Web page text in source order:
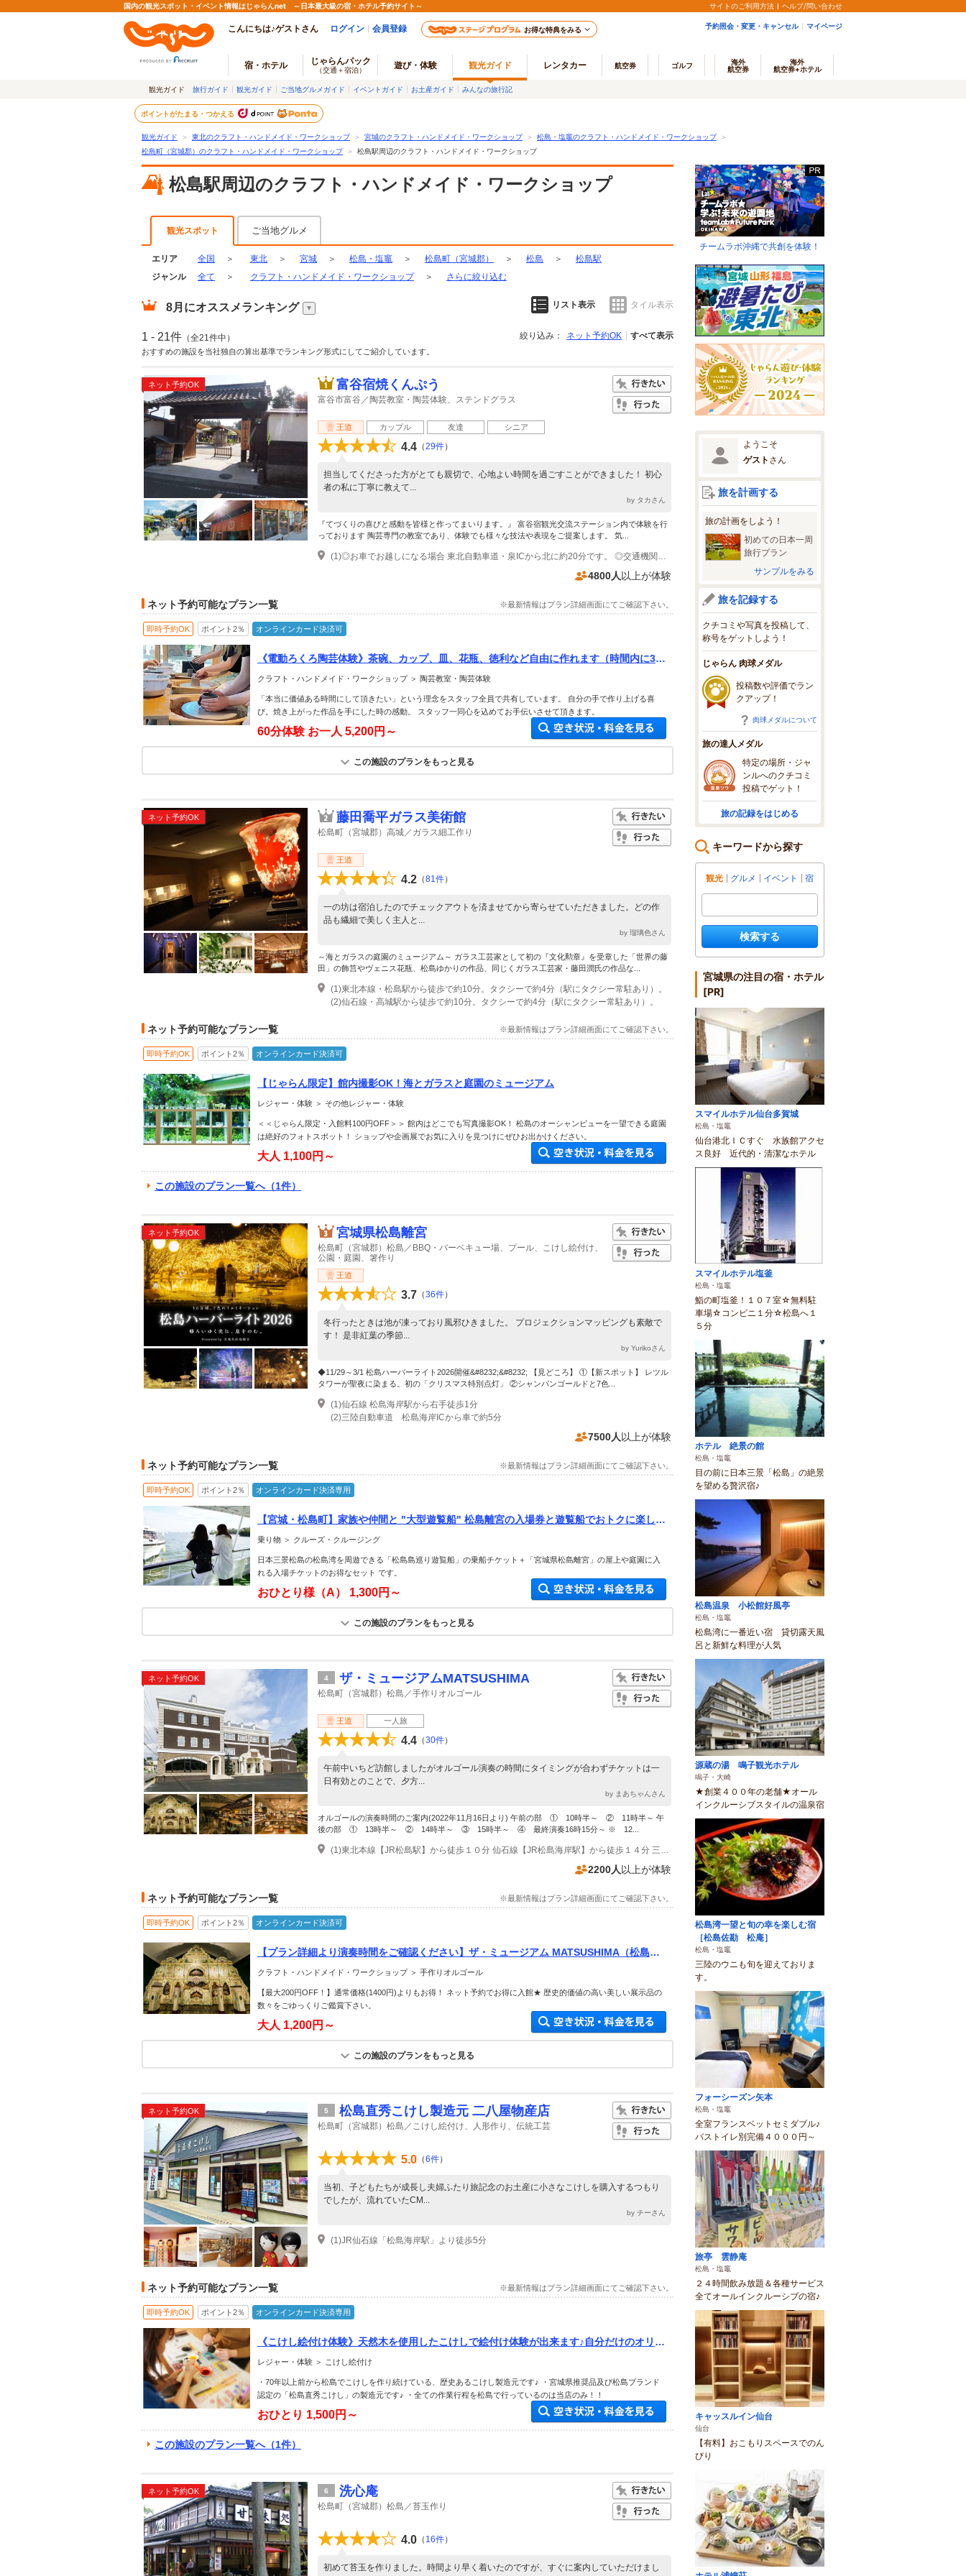
国内の観光スポット・イベント情報はじゃらんnet ～日本最大級の宿・ホテル予約サイト～ サイトのご利用方法 ヘルプ/問い合わせ
こんにちは♪ゲストさん ログイン 会員登録 お得な特典をみる 予約照会・変更・キャンセル マイページ
宿・ホテル じゃらんパック
（交通＋宿泊） 遊び・体験 観光ガイド レンタカー 航空券 ゴルフ
海外
航空券
海外
航空券+ホテル
観光ガイド 旅行ガイド 観光ガイド ご当地グルメガイド イベントガイド お土産ガイド みんなの旅行記
ポイントがたまる・つかえる
観光ガイド ＞ 東北のクラフト・ハンドメイド・ワークショップ ＞ 宮城のクラフト・ハンドメイド・ワークショップ ＞ 松島・塩竈のクラフト・ハンドメイド・ワークショップ
＞
松島町（宮城郡）のクラフト・ハンドメイド・ワークショップ
＞ 松島駅周辺のクラフト・ハンドメイド・ワークショップ
松島駅周辺のクラフト・ハンドメイド・ワークショップ
観光スポット ご当地グルメ
エリア 全国 ＞ 東北 ＞ 宮城 ＞ 松島・塩竈 ＞ 松島町（宮城郡） ＞ 松島 ＞
松島駅
ジャンル
全て ＞ クラフト・ハンドメイド・ワークショップ ＞ さらに絞り込む
8月 にオススメランキング リスト表示 タイル表示
1 - 21件 （全21件中） 絞り込み： ネット予約OK すべて表示
おすすめの施設を当社独自の算出基準でランキング形式にしてご紹介しています。
ネット予約OK 富谷宿焼くんぷう
富谷市富谷／陶芸教室・陶芸体験、ステンドグラス
王道 カップル 友達 シニア
4.4 （29件）
担当してくださった方がとても親切で、心地よい時間を過ごすことができました！ 初心
者の私に丁寧に教えて...
by タカさん
『てづくりの喜びと感動を皆様と作ってまいります。』 富谷宿観光交流ステーション内で体験を行
っております 陶芸専門の教室であり、体験でも様々な技法や表現をご提案します。 気...
(1)◎お車でお越しになる場合 東北自動車道・泉ICから北に約20分です。 ◎交通機関でお越しの方は、バスをご利用下さい。 （仙台駅前からお越しになる方法） 仙台駅西口２階のペデストリアンデッキ(高架歩道)を南側(エスパル方面)に向かい、地上のバスターミナルに降り「６番のりば」にお向かい下さい。 赤いカラーの宮城交通バス「富谷営業所行き」にご乗車下さい。 降車する停留所は「富谷」となります。 停留所の向かい方面「内ヶ崎酒造店(鳳陽)」脇の路地を徒歩でお進み下さい。 バス所要時間は約60分前後と、結構かかります。 （地下鉄泉中央駅からお越しになる方法） 仙台市営地下鉄南北線の終着駅の泉中央駅の「東１」出口よりバスプールに向かって下さい。 「４番のりば」から、赤いカラーの宮城交通「富谷営業所行」にご乗車下さい。 降車する停留所は「富谷」となります。 停留所の向かい方面「内ヶ崎酒造店(鳳陽)」脇の路地を徒歩でお進み下さい。 時刻表では、所要時間は30分前後となっております。
4800人 以上が体験
ネット予約可能なプラン一覧 ※最新情報はプラン詳細画面にてご確認下さい。
即時予約OK ポイント2％ オンラインカード決済可
《電動ろくろ陶芸体験》茶碗、カップ、皿、花瓶、徳利など自由に作れます（時間内に3～
◎
クラフト・ハンドメイド・ワークショップ ＞ 陶芸教室・陶芸体験
「本当に価値ある時間にして頂きたい」という理念をスタッフ全員で共有しています。 自分の手で作り上げる喜
び。焼き上がった作品を手にした時の感動。 スタッフ一同心を込めてお手伝いさせて頂きます。
60分体験 お一人 5,200円～
空き状況・料金を見る
この施設のプランをもっと見る
ネット予約OK 藤田喬平ガラス美術館
松島町（宮城郡）高城／ガラス細工作り
王道
4.2 （81件）
一の坊は宿泊したのでチェックアウトを済ませてから寄らせていただきました。どの作
品も繊細で美しく主人と...
by 瑠璃色さん
～海とガラスの庭園のミュージアム～ ガラス工芸家として初の『文化勲章』を受章した「世界の藤
田」の飾筥やヴェニス花瓶、松島ゆかりの作品、同じくガラス工芸家・藤田潤氏の作品な...
(1)東北本線・松島駅から徒歩で約10分。タクシーで約4分（駅にタクシー常駐あり）。
(2)仙石線・高城駅から徒歩で約10分。タクシーで約4分（駅にタクシー常駐あり）。
ネット予約可能なプラン一覧 ※最新情報はプラン詳細画面にてご確認下さい。
即時予約OK ポイント2％ オンラインカード決済可
【じゃらん限定】館内撮影OK！海とガラスと庭園のミュージアム
レジャー・体験 ＞ その他レジャー・体験
＜＜じゃらん限定・入館料100円OFF＞＞ 館内はどこでも写真撮影OK！ 松島のオーシャンビューを一望できる庭園
は絶好のフォトスポット！ ショップや企画展でお気に入りを見つけにぜひお出かけください。
大人 1,100円～
空き状況・料金を見る
この施設のプラン一覧へ（1件）
ネット予約OK 宮城県松島離宮
松島町（宮城郡）松島／BBQ・バーベキュー場、プール、こけし絵付け、
公園・庭園、箸作り
王道
3.7 （36件）
冬行ったときは池が凍っており風邪ひきました。 プロジェクションマッピングも素敵で
す！ 是非紅葉の季節...
by Yurikoさん
◆11/29～3/1 松島ハーバーライト2026開催&#8232;&#8232; 【見どころ】 ①【新スポット】 レツル
タワーが聖夜に染まる。初の「クリスマス特別点灯」 ②シャンパンゴールドと7色...
(1)仙石線 松島海岸駅から右手徒歩1分
(2)三陸自動車道 松島海岸ICから車で約5分
7500人 以上が体験
ネット予約可能なプラン一覧 ※最新情報はプラン詳細画面にてご確認下さい。
即時予約OK ポイント2％ オンラインカード決済専用
【宮城・松島町】家族や仲間と "大型遊覧船" 松島離宮の入場券と遊覧船でおトクに楽しも
乗り物 ＞ クルーズ・クルージング
日本三景松島の松島湾を周遊できる「松島島巡り遊覧船」の乗船チケット＋「宮城県松島離宮」の屋上や庭園に入
れる入場チケットのお得なセット です。
おひとり様（A） 1,300円～
空き状況・料金を見る
この施設のプランをもっと見る
ネット予約OK 4 ザ・ミュージアムMATSUSHIMA
松島町（宮城郡）松島／手作りオルゴール
王道 一人旅
4.4 （30件）
午前中いちど訪館しましたがオルゴール演奏の時間にタイミングが合わずチケットは一
日有効とのことで、夕方...
by まあちゃんさん
オルゴールの演奏時間のご案内(2022年11月16日より) 午前の部 ① 10時半～ ② 11時半～ 午
後の部 ① 13時半～ ② 14時半～ ③ 15時半～ ④ 最終演奏16時15分～ ※ 12...
(1)東北本線【JR松島駅】から徒歩１０分 仙石線【JR松島海岸駅】から徒歩１４分 三陸道【松島海岸I.C】より車で８分
2200人 以上が体験
ネット予約可能なプラン一覧 ※最新情報はプラン詳細画面にてご確認下さい。
即時予約OK ポイント2％ オンラインカード決済可
【プラン詳細より演奏時間をご確認ください】ザ・ミュージアム MATSUSHIMA（松島）
クラフト・ハンドメイド・ワークショップ ＞ 手作りオルゴール
【最大200円OFF！】通常価格(1400円)よりもお得！ ネット予約でお得に入館★ 歴史的価値の高い美しい展示品の
数々をごゆっくりご鑑賞下さい。
大人 1,200円～
空き状況・料金を見る
この施設のプランをもっと見る
ネット予約OK 5 松島直秀こけし製造元 二八屋物産店
松島町（宮城郡）松島／こけし絵付け、人形作り、伝統工芸
5.0 （6件）
当初、子どもたちが成長し夫婦ふたり旅記念のお土産に小さなこけしを購入するつもり
でしたが、流れていたCM...
by チーさん
(1)JR仙石線「松島海岸駅」より徒歩5分
ネット予約可能なプラン一覧 ※最新情報はプラン詳細画面にてご確認下さい。
即時予約OK ポイント2％ オンラインカード決済専用
《こけし絵付け体験》天然木を使用したこけしで絵付け体験が出来ます♪自分だけのオリジ
レジャー・体験 ＞ こけし絵付け
・70年以上前から松島でこけしを作り続けている、歴史あるこけし製造元です♪ ・宮城県推奨品及び松島ブランド
認定の「松島直秀こけし」の製造元です♪ ・全ての作業行程を松島で行っているのは当店のみ！！
おひとり 1,500円～
空き状況・料金を見る
この施設のプラン一覧へ（1件）
ネット予約OK 6 洗心庵
松島町（宮城郡）松島／苔玉作り
4.0 （ 16件）
初めて苔玉を作りました。時間より早く着いたのですが、すぐに案内していただけまし
チームラボ沖縄で共創を体験！
ようこそ
ゲスト さん
旅を計画する
旅の計画をしよう！
初めての日本一周
旅行プラン
サンプルをみる
旅を記録する
クチコミや写真を投稿して、
称号をゲットしよう！
じゃらん 肉球メダル
投稿数や評価でラン
クアップ！
肉球メダルについて
旅の達人メダル
特定の場所・ジャ
ンルへのクチコミ
投稿でゲット！
旅の記録をはじめる
キーワードから探す
観光 グルメ イベント 宿
検索する
宮城県の注目の宿・ホテル
[PR]
スマイルホテル仙台多賀城
松島・塩竈
仙台港北ＩＣすぐ 水族館アクセ
ス良好 近代的・清潔なホテル
スマイルホテル塩釜
松島・塩竈
鮨の町塩釜！１０７室☆無料駐
車場☆コンビニ１分☆松島へ１
５分
ホテル 絶景の館
松島・塩竈
目の前に日本三景「松島」の絶景
を望める贅沢宿♪
松島温泉 小松館好風亭
松島・塩竈
松島湾に一番近い宿 貸切露天風
呂と新鮮な料理が人気
源蔵の湯 鳴子観光ホテル
鳴子・大崎
★創業４００年の老舗★オール
インクルーシブスタイルの温泉宿
松島湾一望と旬の幸を楽しむ宿
［松島佐勘 松庵］
松島・塩竈
三陸のウニも旬を迎えておりま
す。
フォーシーズン矢本
松島・塩竈
全室フランスベットセミダブル♪
バストイレ別完備４０００円～
旅亭 雲静庵
松島・塩竈
２４時間飲み放題＆各種サービス
全てオールインクルーシブの宿♪
キャッスルイン仙台
仙台
【有料】おこもりスペースでのん
びり